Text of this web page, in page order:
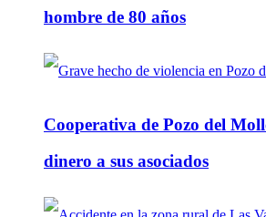
hombre de 80 años
Cooperativa de Pozo del
dinero a sus asociados